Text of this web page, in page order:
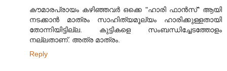
കൗമാരപ്രായം കഴിഞ്ഞവര്‍ ഒക്കെ "ഹാരി ഫാന്‍സ്" ആയി
നടക്കാന്‍ മാത്രം സാഹിത്യമൂല്യം ഹാരിക്കുള്ളതായി
തോന്നിയിട്ടില്ല. കുട്ടികളെ സംബന്ധിച്ചേടത്തോളം
നല്ലതാണ്. അത്ര മാത്രം.
Reply